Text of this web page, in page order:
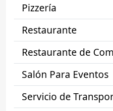
Pizzería
Restaurante
Restaurante de
Salón Para Eventos
Servicio de